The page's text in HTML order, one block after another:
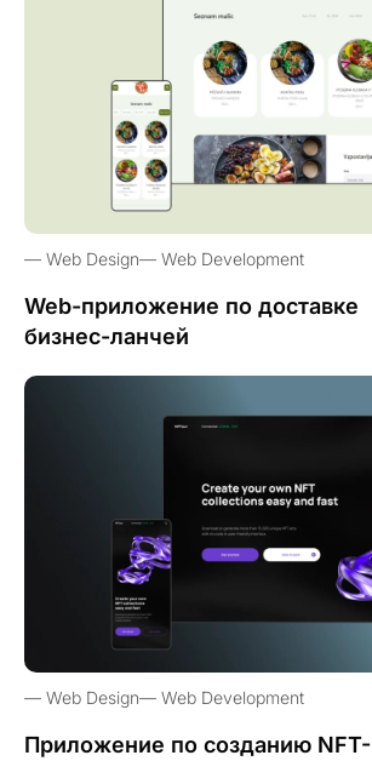
Web Design Web Development
Web-приложение по доставке
бизнес-ланчей
Web Design Web Development
Приложение по созданию NFT-